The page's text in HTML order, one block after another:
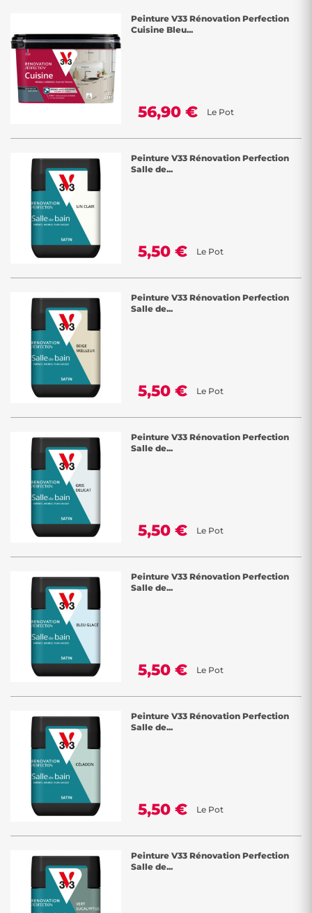
Peinture V33 Rénovation Perfection
Cuisine Bleu...
56,90 € Le Pot
Peinture V33 Rénovation Perfection
Salle de...
5,50 € Le Pot
Peinture V33 Rénovation Perfection
Salle de...
5,50 € Le Pot
Peinture V33 Rénovation Perfection
Salle de...
5,50 € Le Pot
Peinture V33 Rénovation Perfection
Salle de...
5,50 € Le Pot
Peinture V33 Rénovation Perfection
Salle de...
5,50 € Le Pot
Peinture V33 Rénovation Perfection
Salle de...